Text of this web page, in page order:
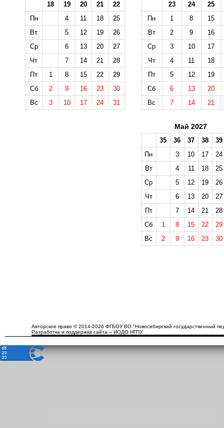
18 19 20 21
22
Пн
4 11 18
25
Вт
5 12 19
26
Ср
6 13 20
27
Чт
7 14 21
28
Пт
1 8 15 22
29
Сб
2 9 16 23
30
Вс
3 10 17 24 31
23 24
25
Пн
1 8
15
Вт
2 9
16
Ср
3 10
17
Чт
4 11
18
Пт
5 12
19
Сб
6 13
20
Вс
7 14 21
Май 2027
35 36 37 38
39
Пн
3 10 17
24
Вт
4 11 18
25
Ср
5 12 19
26
Чт
6 13 20
27
Пт
7 14 21
28
Сб
1 8 15 22
29
Вс
2 9 16 23 30
Авторское право © 2014-2026 ФГБОУ ВО "Новосибирский государственный
Разработка и поддержка сайта – ИОДО НГПУ